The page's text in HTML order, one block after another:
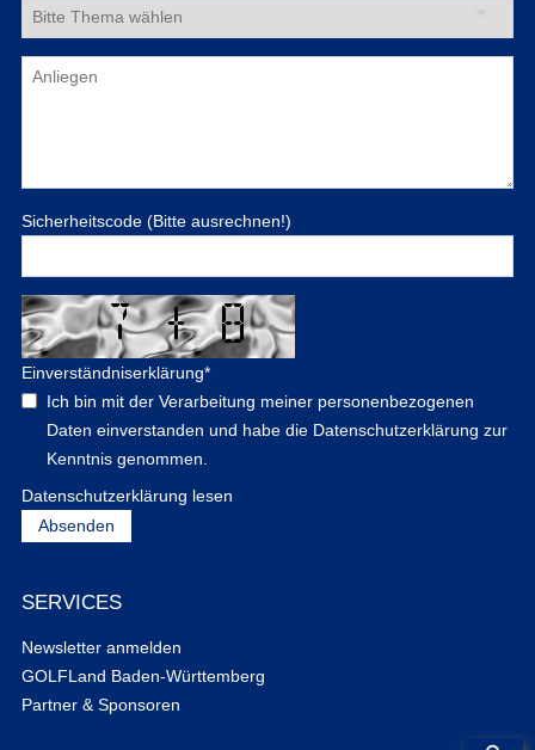
Sicherheitscode (Bitte ausrechnen!)
Einverständniserklärung*
Ich bin mit der Verarbeitung meiner personenbezogenen
Daten einverstanden und habe die Datenschutzerklärung zur
Kenntnis genommen.
Datenschutzerklärung lesen
SERVICES
Newsletter anmelden
GOLFLand Baden-Württemberg
Partner & Sponsoren